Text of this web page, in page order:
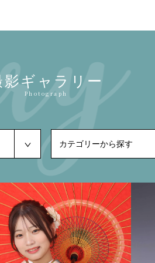
影ギャラリー
Photograph